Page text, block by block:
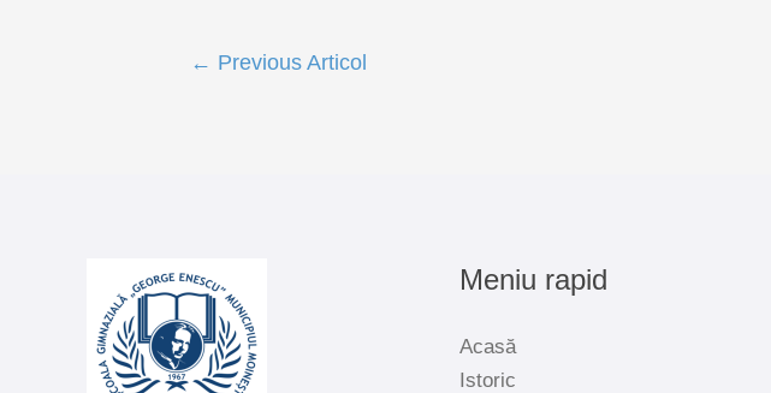
Navigare
← Previous Articol
Meniu rapid
Acasă
Istoric